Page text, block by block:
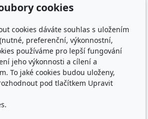
1
údajů
cookies
cookies dáváte souhlas s uložením
preferenční, výkonnostní,
používáme pro lepší fungování
jeho výkonnosti a cílení a
To jaké cookies budou uloženy,
pod tlačítkem Upravit